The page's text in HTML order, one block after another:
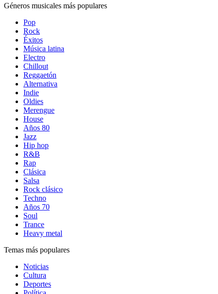
Géneros musicales más populares
Pop
Rock
Éxitos
Música latina
Electro
Chillout
Reggaetón
Alternativa
Indie
Oldies
Merengue
House
Años 80
Jazz
Hip hop
R&B
Rap
Clásica
Salsa
Rock clásico
Techno
Años 70
Soul
Trance
Heavy metal
Temas más populares
Noticias
Cultura
Deportes